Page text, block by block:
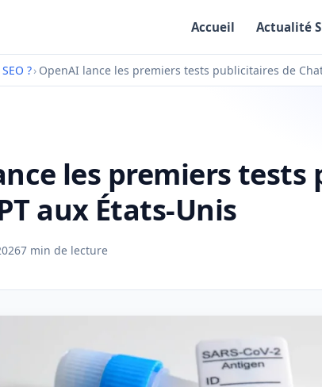
Accueil Actualité
?› OpenAI lance les premiers tests publicitaires de
les premiers
aux États-Unis
7 min de lecture